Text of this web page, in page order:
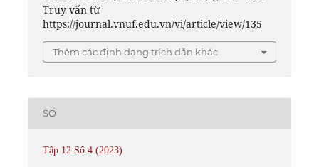
Truy vấn từ
https://journal.vnuf.edu.vn/vi/article/view/135
Thêm các định dạng trích dẫn khác
SỐ
Tập 12 Số 4 (2023)